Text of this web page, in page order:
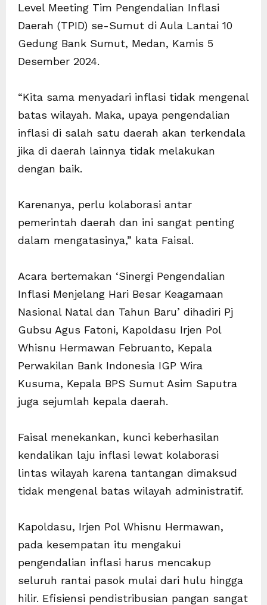
Level Meeting Tim Pengendalian Inflasi
Daerah (TPID) se-Sumut di Aula Lantai 10
Gedung Bank Sumut, Medan, Kamis 5
Desember 2024.
“Kita sama menyadari inflasi tidak mengenal
batas wilayah. Maka, upaya pengendalian
inflasi di salah satu daerah akan terkendala
jika di daerah lainnya tidak melakukan
dengan baik.
Karenanya, perlu kolaborasi antar
pemerintah daerah dan ini sangat penting
dalam mengatasinya,” kata Faisal.
Acara bertemakan ‘Sinergi Pengendalian
Inflasi Menjelang Hari Besar Keagamaan
Nasional Natal dan Tahun Baru’ dihadiri Pj
Gubsu Agus Fatoni, Kapoldasu Irjen Pol
Whisnu Hermawan Februanto, Kepala
Perwakilan Bank Indonesia IGP Wira
Kusuma, Kepala BPS Sumut Asim Saputra
juga sejumlah kepala daerah.
Faisal menekankan, kunci keberhasilan
kendalikan laju inflasi lewat kolaborasi
lintas wilayah karena tantangan dimaksud
tidak mengenal batas wilayah administratif.
Kapoldasu, Irjen Pol Whisnu Hermawan,
pada kesempatan itu mengakui
pengendalian inflasi harus mencakup
seluruh rantai pasok mulai dari hulu hingga
hilir. Efisiensi pendistribusian pangan sangat